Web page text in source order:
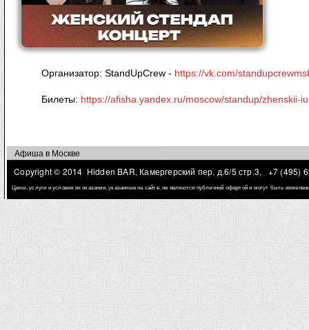
Организатор: StandUpCrew - https://vk.com/
Билеты: https://afisha.yandex.ru/moscow/standup/zhenskii-
Афиша в Москве
Copyright © 2014 Hidden BAR, Камергерский пер. д.6/5 стр.3,
+7 (495)
Цены, услуги и условия их оказания, указанные на сайте, не являются публичной офертой и могут быть